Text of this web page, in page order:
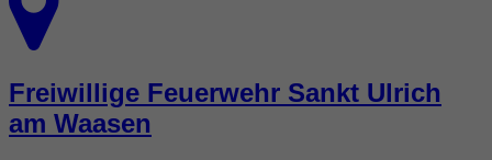
Freiwillige Feuerwehr Sankt Ulrich
am Waasen